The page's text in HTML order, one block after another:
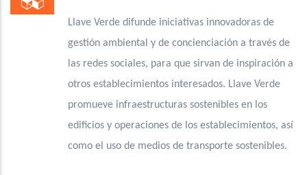
Llave Verde difunde iniciativas innovadoras de
gestión ambiental y de concienciación a través de
las redes sociales, para que sirvan de inspiración a
otros establecimientos interesados. Llave Verde
promueve infraestructuras sostenibles en los
edificios y operaciones de los establecimientos, así
como el uso de medios de transporte sostenibles.